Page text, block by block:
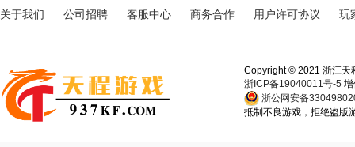
关于我们 公司招聘 客服中心 商务合作 用户许可协议 玩
Copyright © 2021 浙江天
浙ICP备19040011号-5
浙公网安备
抵制不良游戏，拒绝盗版